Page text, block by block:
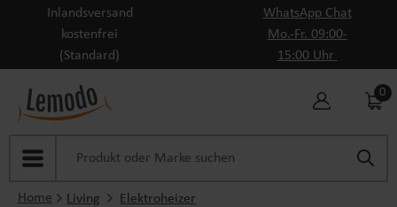
Zum Hauptinhalt springen
Inlandsversand
kostenfrei
(Standard)
WhatsApp Chat
Mo.-Fr. 09:00-
15:00 Uhr
0
Home Living Elektroheizer